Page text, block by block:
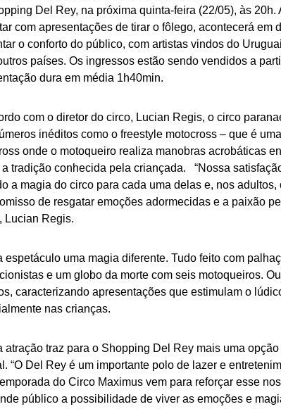
Del Rey, na próxima quinta-feira (22/05), às 20h.
com apresentações de tirar o fôlego, acontecerá em
o conforto do público, com artistas vindos do
países. Os ingressos estão sendo vendidos a
dura em média 1h40min.
com o diretor do circo, Lucian Regis, o circo
inéditos como o freestyle motocross – que é
onde o motoqueiro realiza manobras acrobáticas
tradição conhecida pela criançada. “Nossa
a magia do circo para cada uma delas e, nos
de resgatar emoções adormecidas e a paixão
Lucian Regis.
espetáculo uma magia diferente. Tudo feito com
e um globo da morte com seis motoqueiros.
caracterizando apresentações que estimulam o
nas crianças.
atração traz para o Shopping Del Rey mais uma
“O Del Rey é um importante polo de lazer e
do Circo Maximus vem para reforçar esse
público a possibilidade de viver as emoções e